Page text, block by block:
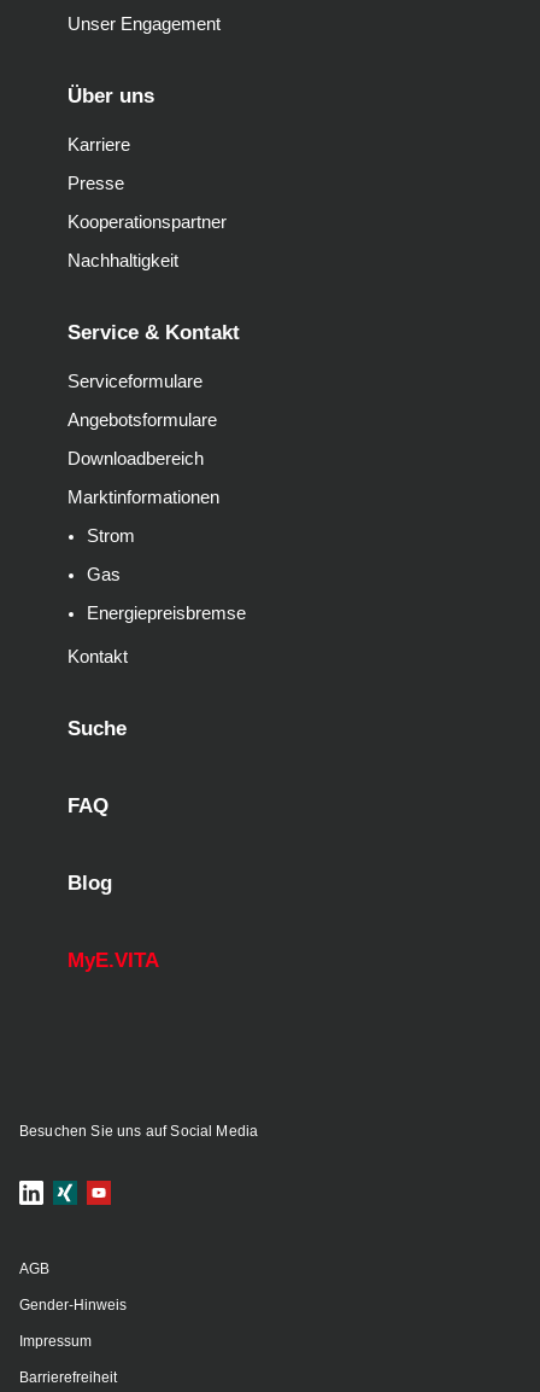
Unser Engagement
Über uns
Karriere
Presse
Kooperationspartner
Nachhaltigkeit
Service & Kontakt
Serviceformulare
Angebotsformulare
Downloadbereich
Marktinformationen
Strom
Gas
Energiepreisbremse
Kontakt
Suche
FAQ
Blog
MyE.VITA
Besuchen Sie uns auf Social Media
AGB
Gender-Hinweis
Impressum
Barrierefreiheit